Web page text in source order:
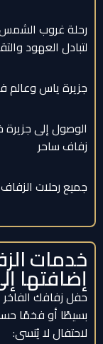
رحلة غروب الشمس
لتبادل العهود
جزيرة ياس وعالم
الوصول إلى
زفاف ساحر
جميع رحلات الزفاف متاحة من 3
خدمات
إضافتها
حفل زفافك
بسيطًا أو فخمًا
لاحتفال لا يُنسى: